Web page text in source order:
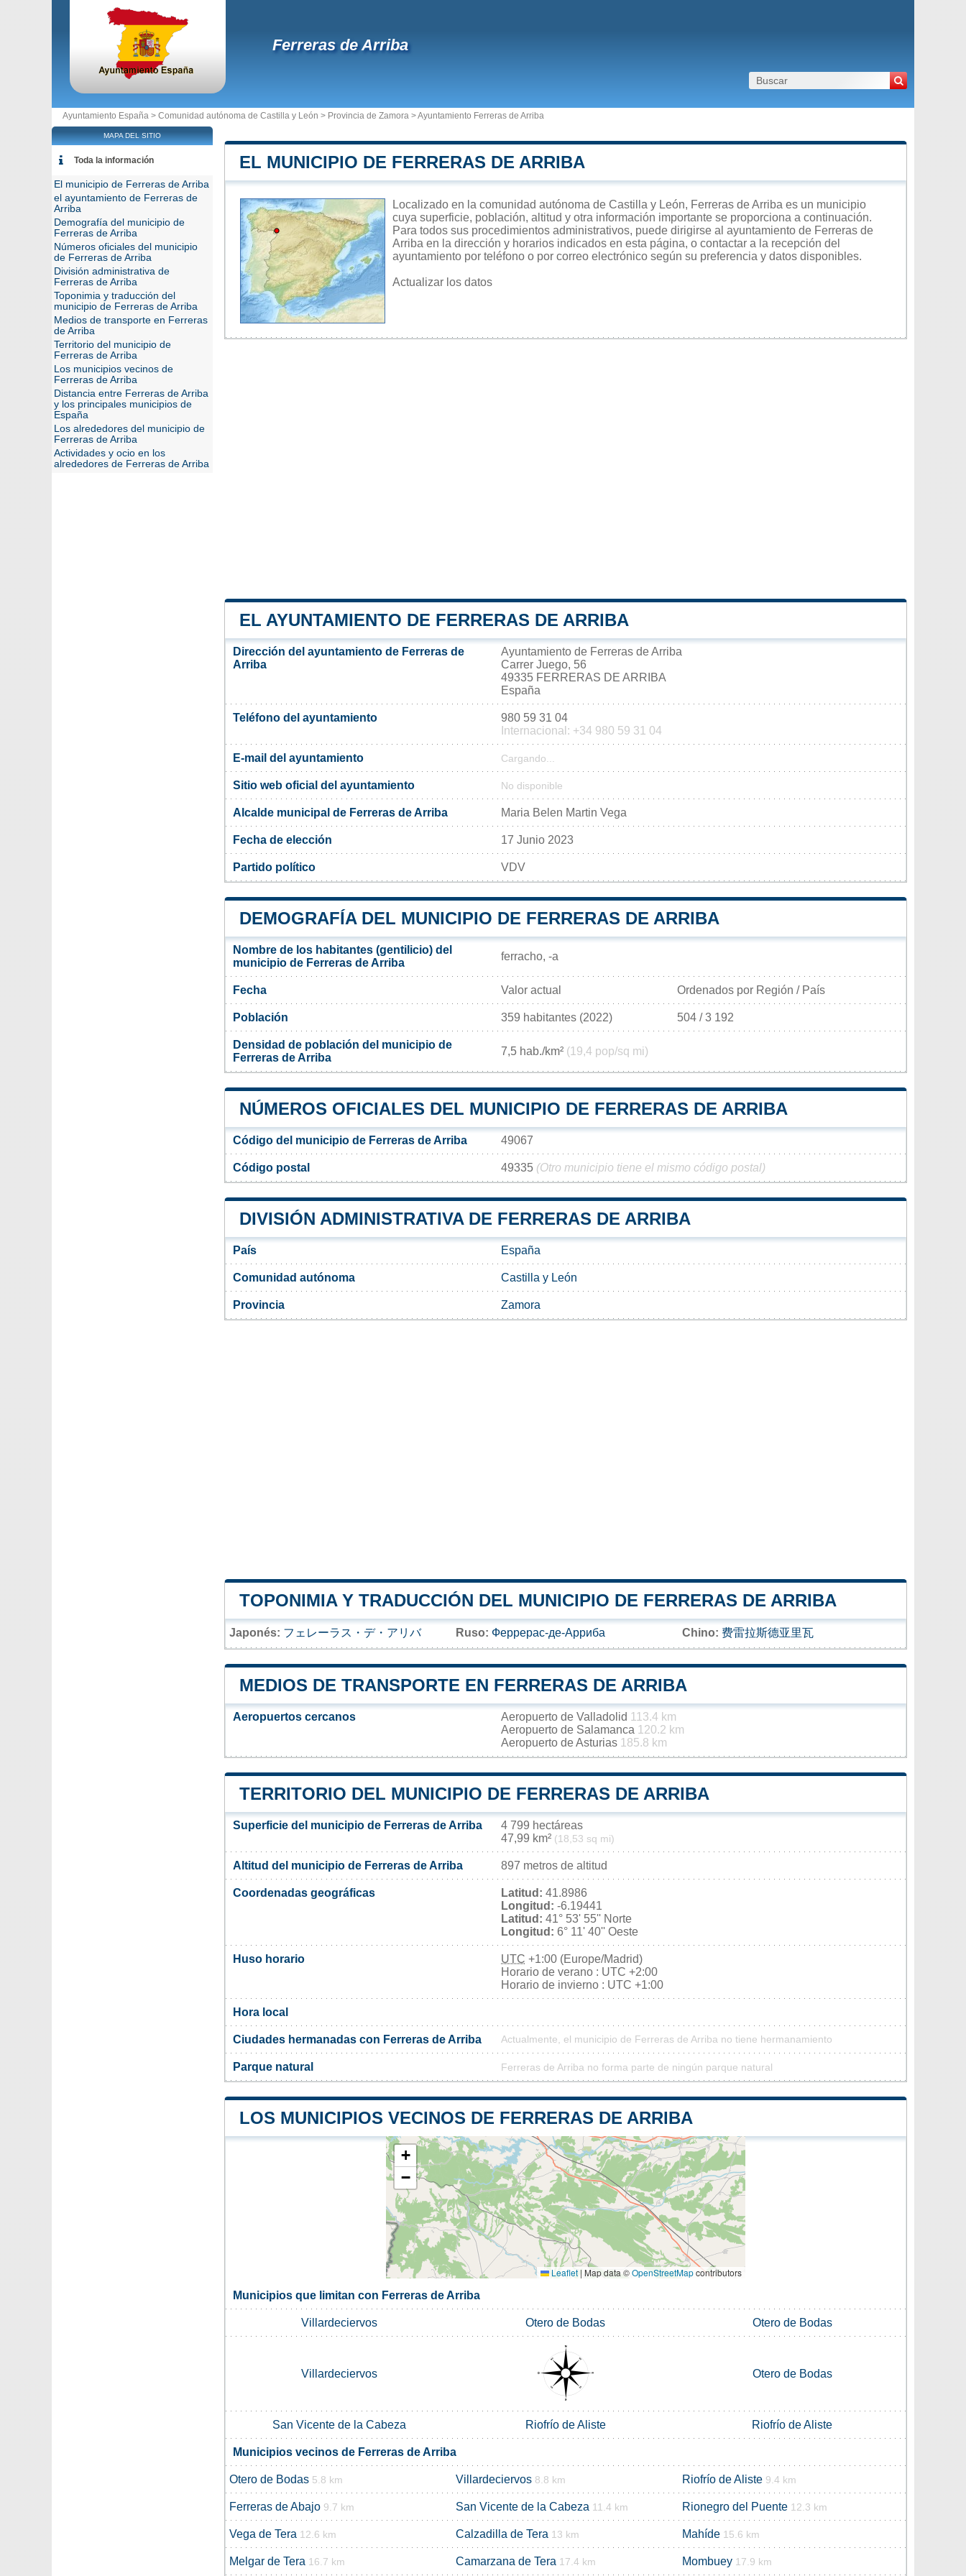
Ferreras de Arriba
Ayuntamiento España > Comunidad autónoma de Castilla y León > Provincia de Zamora >Ayuntamiento Ferreras de Arriba
EL MUNICIPIO DE FERRERAS DE ARRIBA
Localizado en la comunidad autónoma de Castilla y León, Ferreras de Arriba es un municipio
cuya superficie, población, altitud y otra información importante se proporciona a continuación.
Para todos sus procedimientos administrativos, puede dirigirse al ayuntamiento de Ferreras de
Arriba en la dirección y horarios indicados en esta página, o contactar a la recepción del
ayuntamiento por teléfono o por correo electrónico según su preferencia y datos disponibles.
Actualizar los datos
EL AYUNTAMIENTO DE FERRERAS DE ARRIBA
Dirección del ayuntamiento de Ferreras de
Arriba
Ayuntamiento de Ferreras de Arriba
Carrer Juego, 56
49335 FERRERAS DE ARRIBA
España
Teléfono del ayuntamiento
980 59 31 04
Internacional: +34 980 59 31 04
E-mail del ayuntamiento Cargando...
Sitio web oficial del ayuntamiento No disponible
Alcalde municipal de Ferreras de Arriba Maria Belen Martin Vega
Fecha de elección 17 Junio 2023
Partido político VDV
DEMOGRAFÍA DEL MUNICIPIO DE FERRERAS DE ARRIBA
Nombre de los habitantes (gentilicio) del
municipio de Ferreras de Arriba
ferracho, -a
Fecha Valor actual Ordenados por Región / País
Población 359 habitantes (2022) 504 / 3 192
Densidad de población del municipio de
Ferreras de Arriba
7,5 hab./km² (19,4 pop/sq mi)
NÚMEROS OFICIALES DEL MUNICIPIO DE FERRERAS DE ARRIBA
Código del municipio de Ferreras de Arriba 49067
Código postal 49335 (Otro municipio tiene el mismo código postal)
DIVISIÓN ADMINISTRATIVA DE FERRERAS DE ARRIBA
País España
Comunidad autónoma Castilla y León
Provincia Zamora
TOPONIMIA Y TRADUCCIÓN DEL MUNICIPIO DE FERRERAS DE ARRIBA
Japonés: フェレーラス・デ・アリバ Ruso: Феррерас-де-Арриба Chino: 费雷拉斯德亚里瓦
MEDIOS DE TRANSPORTE EN FERRERAS DE ARRIBA
Aeropuertos cercanos Aeropuerto de Valladolid 113.4 km
Aeropuerto de Salamanca 120.2 km
Aeropuerto de Asturias 185.8 km
TERRITORIO DEL MUNICIPIO DE FERRERAS DE ARRIBA
Superficie del municipio de Ferreras de Arriba
4 799 hectáreas
47,99 km² (18,53 sq mi)
Altitud del municipio de Ferreras de Arriba 897 metros de altitud
Coordenadas geográficas Latitud: 41.8986
Longitud: -6.19441
Latitud: 41° 53' 55'' Norte
Longitud: 6° 11' 40'' Oeste
Huso horario UTC +1:00 (Europe/Madrid)
Horario de verano : UTC +2:00
Horario de invierno : UTC +1:00
Hora local
Ciudades hermanadas con Ferreras de Arriba Actualmente, el municipio de Ferreras de Arriba no tiene hermanamiento
Parque natural Ferreras de Arriba no forma parte de ningún parque natural
LOS MUNICIPIOS VECINOS DE FERRERAS DE ARRIBA
+
−
Leaflet | Map data ©OpenStreetMapcontributors
Municipios que limitan con Ferreras de Arriba
Villardeciervos Otero de Bodas Otero de Bodas
Villardeciervos Otero de Bodas
San Vicente de la Cabeza Riofrío de Aliste Riofrío de Aliste
Municipios vecinos de Ferreras de Arriba
Otero de Bodas 5.8 km Villardeciervos 8.8 km Riofrío de Aliste 9.4 km
Ferreras de Abajo 9.7 km San Vicente de la Cabeza 11.4 km Rionegro del Puente 12.3 km
Vega de Tera 12.6 km Calzadilla de Tera 13 km Mahíde 15.6 km
Melgar de Tera 16.7 km Camarzana de Tera 17.4 km Mombuey 17.9 km
MAPA DEL SITIO
Toda la información
El municipio de Ferreras de Arriba
el ayuntamiento de Ferreras de
Arriba
Demografía del municipio de
Ferreras de Arriba
Números oficiales del municipio
de Ferreras de Arriba
División administrativa de
Ferreras de Arriba
Toponimia y traducción del
municipio de Ferreras de Arriba
Medios de transporte en Ferreras
de Arriba
Territorio del municipio de
Ferreras de Arriba
Los municipios vecinos de
Ferreras de Arriba
Distancia entre Ferreras de Arriba
y los principales municipios de
España
Los alrededores del municipio de
Ferreras de Arriba
Actividades y ocio en los
alrededores de Ferreras de Arriba